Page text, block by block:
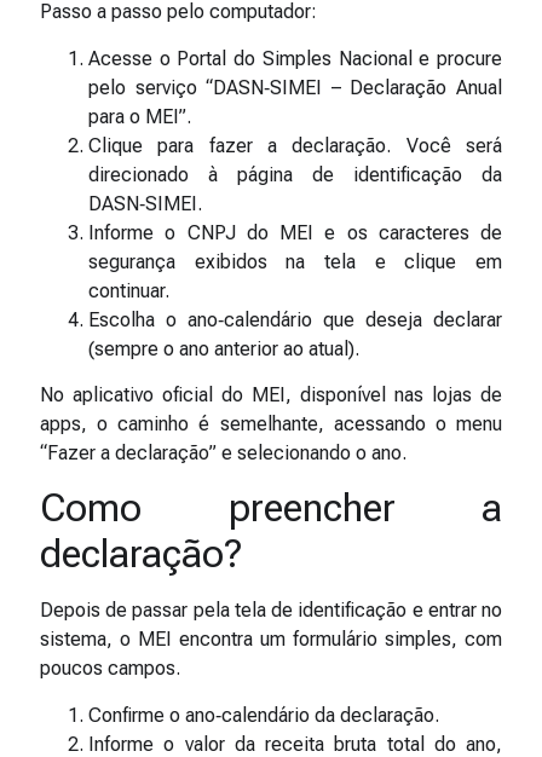
Passo a passo pelo computador:
Acesse o Portal do Simples Nacional e procure
pelo serviço “DASN‑SIMEI – Declaração Anual
para o MEI”.
Clique para fazer a declaração. Você será
direcionado à página de identificação da
DASN‑SIMEI.
Informe o CNPJ do MEI e os caracteres de
segurança exibidos na tela e clique em
continuar.
Escolha o ano‑calendário que deseja declarar
(sempre o ano anterior ao atual).
No aplicativo oficial do MEI, disponível nas lojas de
apps, o caminho é semelhante, acessando o menu
“Fazer a declaração” e selecionando o ano.
Como preencher a
declaração?
Depois de passar pela tela de identificação e entrar no
sistema, o MEI encontra um formulário simples, com
poucos campos.
Confirme o ano‑calendário da declaração.
Informe o valor da receita bruta total do ano,